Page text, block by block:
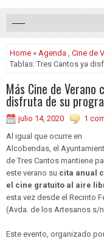
Home » Agenda , Cine de
Tablas: Tres Cantos ya
Más Cine de Verano
disfruta de su
julio 14, 2020
1
Al igual que ocurre en
Alcobendas, el
de Tres Cantos mantiene
este verano su cita anual
el cine gratuito al aire
esta vez desde el Recinto
(Avda. de los Artesanos s/
Este evento, organizado